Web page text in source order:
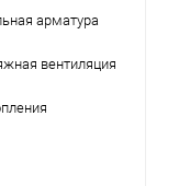
арматура
вентиляция